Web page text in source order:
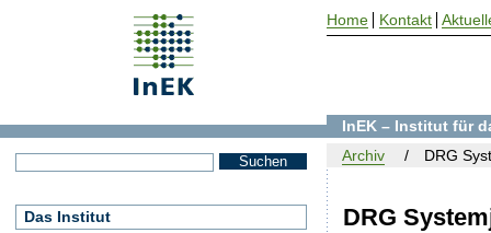
DRG
InEK – Institut für
Archiv
DRG
Das Institut
Home Kontakt